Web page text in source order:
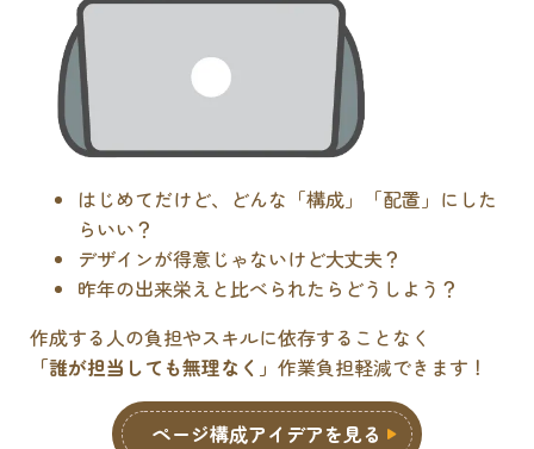
はじめてだけど、どんな「構成」「配置」にした
らいい？
デザインが得意じゃないけど大丈夫？
昨年の出来栄えと比べられたらどうしよう？
作成する人の負担やスキルに依存することなく
「誰が担当しても無理なく」作業負担軽減できます！
ページ構成アイデアを見る